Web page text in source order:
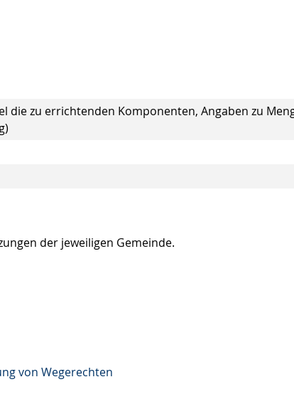
die zu errichtenden Komponenten, Angaben zu
der jeweiligen Gemeinde.
von Wegerechten